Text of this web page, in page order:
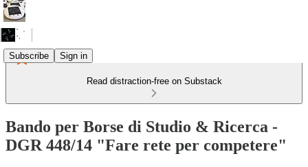
Subscribe Sign in
Read distraction-free on Substack
Bando per Borse di Studio & Ricerca -
DGR 448/14 "Fare rete per competere"